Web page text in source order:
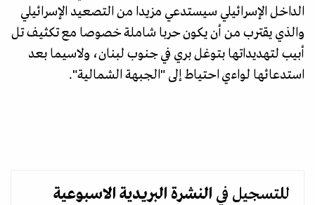
الداخل الإسرائيلي سيستدعي مزيدا من التصعيد الإسرائيلي
والذي يقترب من أن يكون حربا شاملة خصوصا مع تكثيف تل
أبيب لتهديداتها بتوغل بري في جنوب لبنان، ولاسيما بعد
استدعائها لواءي احتياط إلى "الجبهة الشمالية".
للتسجيل في النشرة البريدية الاسبوعية